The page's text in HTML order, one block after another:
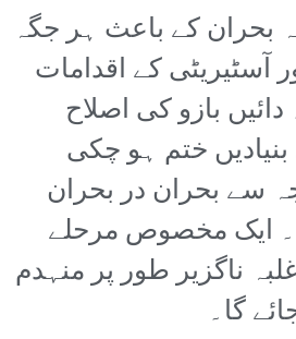
بحران کے باعث ہر جگہ
آسٹیریٹی کے اقدامات
بازو کی اصلاح
ختم ہو چکی
سے بحران در بحران
ایک مخصوص مرحلے
غلبہ ناگزیر طور پر منہدم
گا۔